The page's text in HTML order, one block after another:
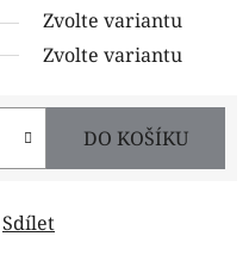
Zvolte variantu
Zvolte variantu
DO KOŠÍKU
Sdílet